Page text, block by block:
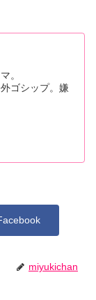
。
ゴシップ。嫌
miyukichan